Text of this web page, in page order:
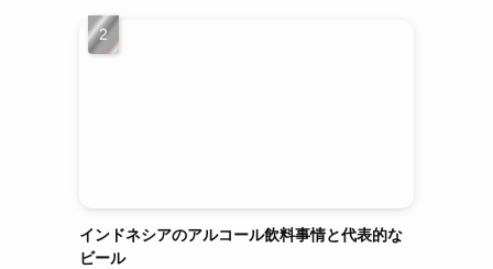
インドネシアのアルコール飲料事情と代表的な
ビール